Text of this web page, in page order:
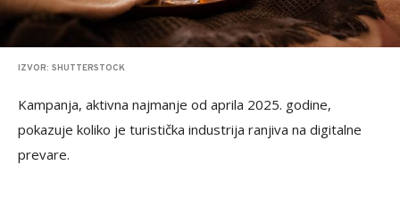
IZVOR: SHUTTERSTOCK
Kampanja, aktivna najmanje od aprila 2025. godine,
pokazuje koliko je turistička industrija ranjiva na digitalne
prevare.